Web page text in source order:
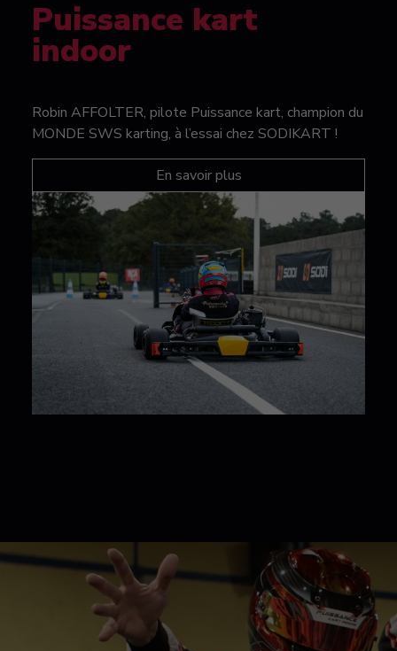
Puissance kart
indoor
Robin AFFOLTER, pilote Puissance kart, champion du
MONDE SWS karting, à l’essai chez SODIKART !
En savoir plus